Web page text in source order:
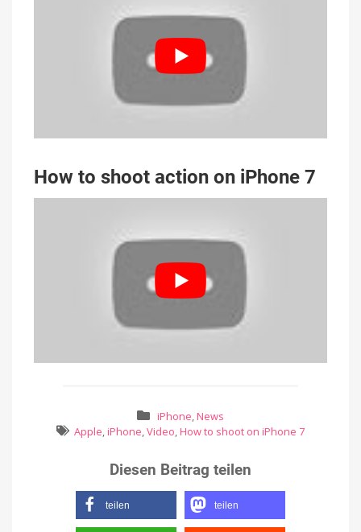
How to shoot action on iPhone 7
iPhone, News
Apple, iPhone,Video, How to shoot on iPhone 7
Diesen Beitrag teilen
teilen teilen